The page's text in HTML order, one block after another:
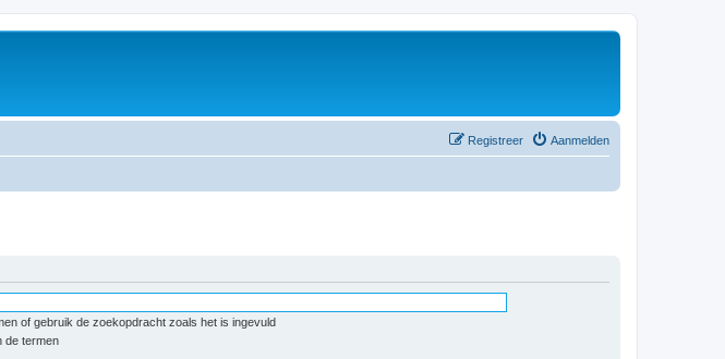
Aanmelden
Registreer
of gebruik de zoekopdracht zoals het is ingevuld
de termen